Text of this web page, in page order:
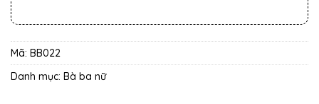
Mã: BB022
Danh mục: Bà ba nữ